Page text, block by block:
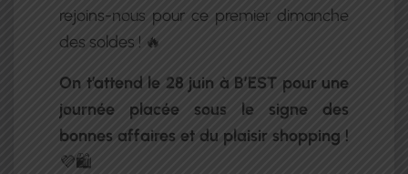
rejoins-nous pour ce premier dimanche
des soldes ! 🔥
On t’attend le 28 juin à B’EST pour une
journée placée sous le signe des
bonnes affaires et du plaisir shopping !
💜🛍️